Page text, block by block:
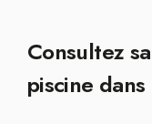
Consultez
piscine